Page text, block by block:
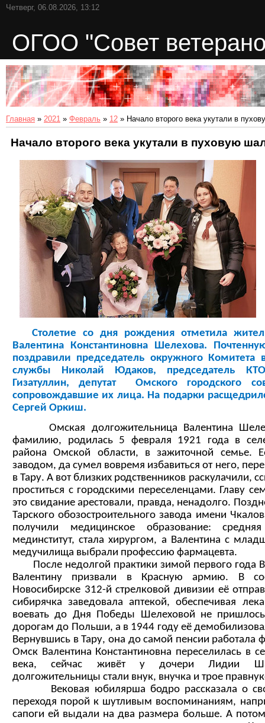
Четверг, 06.08.2026, 13:12
ОГОО "Совет
Главная » 2021 » Февраль » 12 » Начало второго века укутали в
Начало второго века укутали в пуховую
Столетие со дня рождения отметила
Валентина Константиновна Шелехова.
поздравили председатель окружного
службы Николай Юдаков, председатель
Гизатуллин, депутат Омского городского
сопровождавшие их лица. На подарки
Сергей Оркиш.
Омская долгожительница Валентина
фамилию, родилась 5 февраля 1921 года в
района Омской области, в зажиточной семье.
заводом, да сумел вовремя избавиться от него,
в Тару. А вот близких родственников раскулачили,
проститься с городскими переселенцами. Главу
это свидание арестовали, правда, ненадолго.
Тарского обозостроительного завода имени
получили медицинское образование:
мединститут, стала хирургом, а Валентина с
медучилища выбрали профессию фармацевта.
После недолгой практики зимой первого года
Валентину призвали в Красную армию. В
Новосибирске 312-й стрелковой дивизии её
сибирячка заведовала аптекой, обеспечивая
воевать до Дня Победы Шелеховой не
дорогам до Польши, а в 1944 году её
Вернувшись в Тару, она до самой пенсии
Омск Валентина Константиновна переселилась в
века, сейчас живёт у дочери Лидии
долгожительницы стали внук, внучка и трое
Вековая юбилярша бодро рассказала о
переходя порой к шутливым воспоминаниям,
сапоги ей выдали на два размера больше. А потом